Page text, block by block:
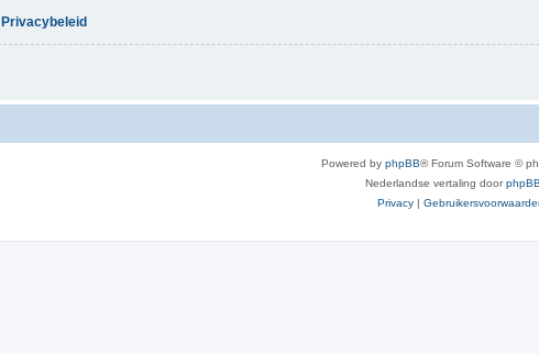
Privacybeleid
Powered by phpBB® Forum Software ©
Nederlandse vertaling door
Privacy |